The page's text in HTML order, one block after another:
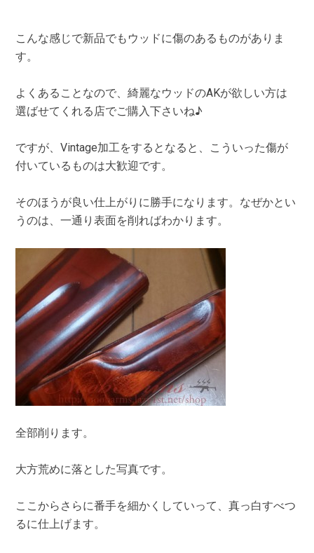
こんな感じで新品でもウッドに傷のあるものがありま
す。
よくあることなので、綺麗なウッドのAKが欲しい方は
選ばせてくれる店でご購入下さいね♪
ですが、Vintage加工をするとなると、こういった傷が
付いているものは大歓迎です。
そのほうが良い仕上がりに勝手になります。なぜかとい
うのは、一通り表面を削ればわかります。
全部削ります。
大方荒めに落とした写真です。
ここからさらに番手を細かくしていって、真っ白すべつ
るに仕上げます。